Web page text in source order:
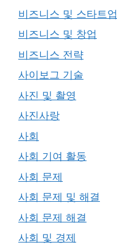
비즈니스 및 스타트업
비즈니스 및 창업
비즈니스 전략
사이보그 기술
사진 및 촬영
사진사랑
사회
사회 기여 활동
사회 문제
사회 문제 및 해결
사회 문제 해결
사회 및 경제